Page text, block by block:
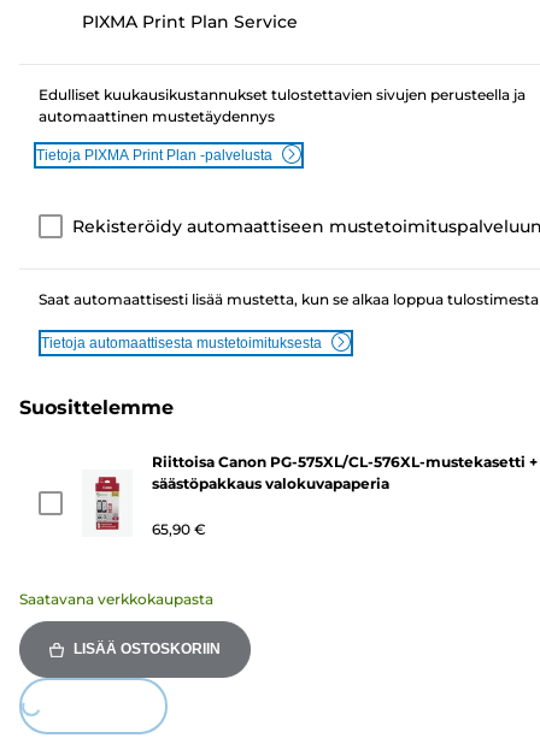
PIXMA Print Plan Service
Edulliset kuukausikustannukset tulostettavien sivujen perusteella ja
automaattinen mustetäydennys
Tietoja PIXMA Print Plan -palvelusta
Rekisteröidy automaattiseen
Saat automaattisesti lisää mustetta, kun se alkaa loppua tulostimesta
Tietoja automaattisesta mustetoimituksesta
Suosittelemme
Riittoisa Canon PG-575XL/CL-576XL-mustekasetti +
säästöpakkaus valokuvapaperia
65,90 €
Saatavana verkkokaupasta
LISÄÄ OSTOSKORIIN